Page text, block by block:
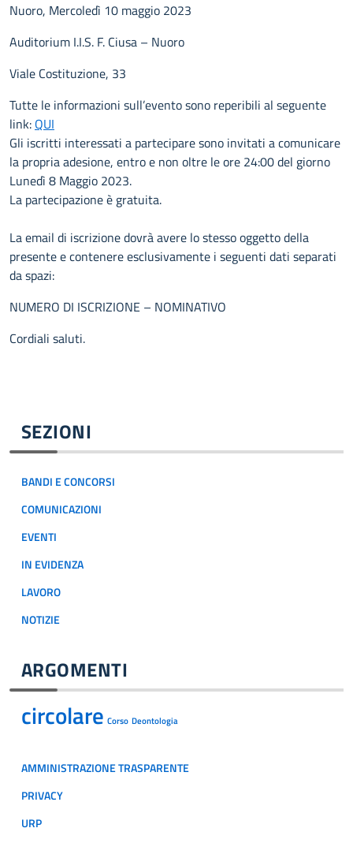
SEZIONI
BANDI E CONCORSI
COMUNICAZIONI
EVENTI
IN EVIDENZA
LAVORO
NOTIZIE
ARGOMENTI
circolare Corso Deontologia
AMMINISTRAZIONE TRASPARENTE
PRIVACY
URP
Nuoro, Mercoledì 10 maggio 2023
Auditorium I.I.S. F. Ciusa – Nuoro
Viale Costituzione, 33
Tutte le informazioni sull’evento sono reperibili al seguente
link: QUI
Gli iscritti interessati a partecipare sono invitati a comunicare
la propria adesione, entro e non oltre le ore 24:00 del giorno
Lunedì 8 Maggio 2023.
La partecipazione è gratuita.
La email di iscrizione dovrà avere lo stesso oggetto della
presente e contenere esclusivamente i seguenti dati separati
da spazi:
NUMERO DI ISCRIZIONE – NOMINATIVO
Cordiali saluti.